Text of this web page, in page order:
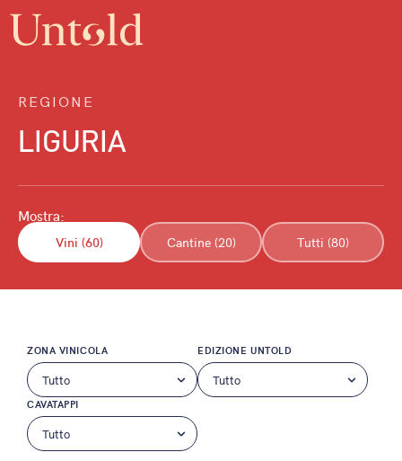
REGIONE
LIGURIA
Mostra:
Vini (60) Cantine (20) Tutti (80)
ZONA VINICOLA EDIZIONE UNTOLD
CAVATAPPI